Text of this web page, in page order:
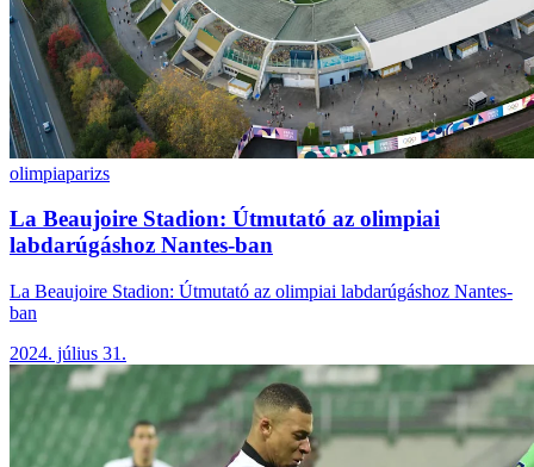
olimpiaparizs
La Beaujoire Stadion: Útmutató az olimpiai
labdarúgáshoz Nantes-ban
La Beaujoire Stadion: Útmutató az olimpiai labdarúgáshoz Nantes-
ban
2024. július 31.